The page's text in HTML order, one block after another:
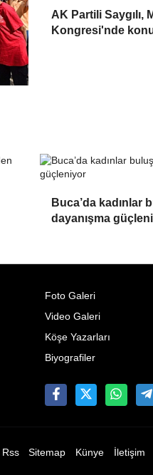
AK Partili Saygılı,
Kongresi'nde
Buca’da kadınlar
dayanışma
Foto Galeri
Video Galeri
Köşe Yazarları
Biyografiler
Rss Sitemap Künye İletişim